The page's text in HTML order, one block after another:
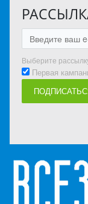
Выберите
Первая